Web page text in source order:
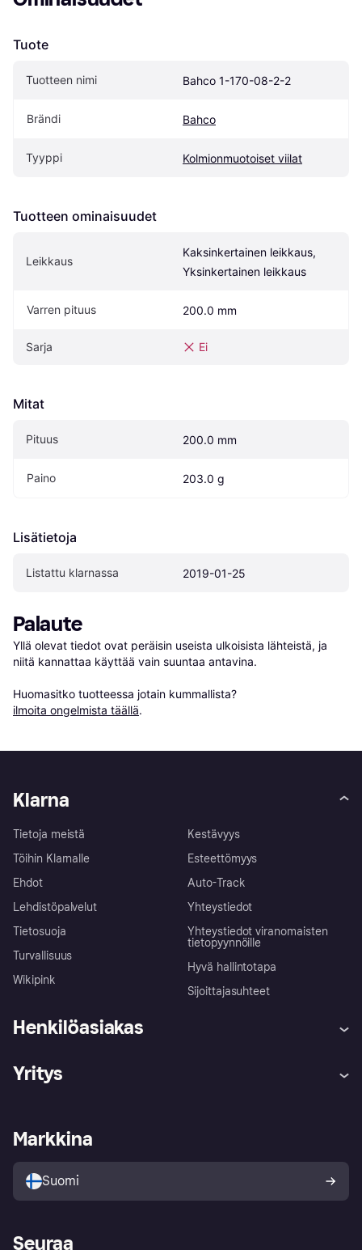
Tuote
Tuotteen nimi Bahco 1-170-08-2-2
Brändi Bahco
Tyyppi Kolmionmuotoiset viilat
Tuotteen ominaisuudet
Leikkaus
Kaksinkertainen leikkaus,
Yksinkertainen leikkaus
Varren pituus 200.0 mm
Sarja Ei
Mitat
Pituus 200.0 mm
Paino 203.0 g
Lisätietoja
Listattu klarnassa 2019-01-25
Palaute
Yllä olevat tiedot ovat peräisin useista ulkoisista lähteistä, ja
niitä kannattaa käyttää vain suuntaa antavina.
Huomasitko tuotteessa jotain kummallista?
ilmoita ongelmista täällä.
Klarna
Tietoja meistä
Töihin Klarnalle
Ehdot
Lehdistöpalvelut
Tietosuoja
Turvallisuus
Wikipink
Kestävyys
Esteettömyys
Auto-Track
Yhteystiedot
Yhteystiedot viranomaisten
tietopyynnöille
Hyvä hallintotapa
Sijoittajasuhteet
Henkilöasiakas
Ohje
Kirjaudu sisään
Tutustu kauppoihin
Ostajan turva
Yritys
Kirjaudu sisään yrityksenä
Markkina
Suomi
Seuraa